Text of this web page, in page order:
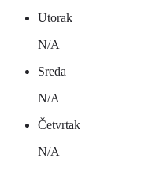
Utorak
N/A
Sreda
N/A
Četvrtak
N/A